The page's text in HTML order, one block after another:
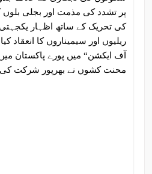
پر تشدد کی مذمت اور بجلی
کی تحریک کے ساتھ اظہار
ریلیوں اور سیمیناروں کا انعقاد
آف ایکشن“ میں پورے پاکستان میں
محنت کشوں نے بھرپور شرکت